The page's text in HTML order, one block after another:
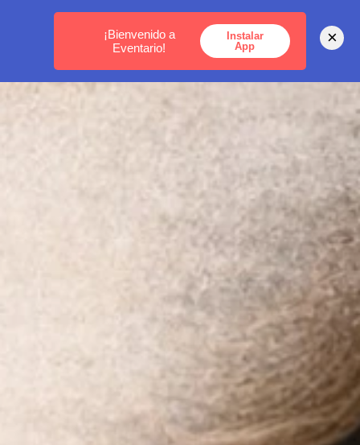
MEDELLÍN - BOGOTÁ - CARTAGENA
¡Bienvenido a
Eventario!
Instalar
App
×